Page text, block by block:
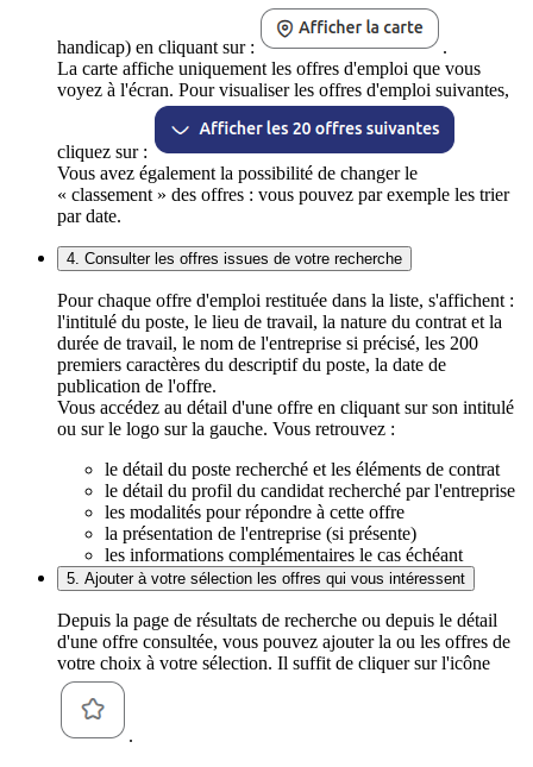
handicap) en cliquant sur :
.
La carte affiche uniquement les offres d'emploi que vous
voyez à l'écran. Pour visualiser les offres d'emploi suivantes,
cliquez sur :
Vous avez également la possibilité de changer le
« classement » des offres : vous pouvez par exemple les trier
par date.
4. Consulter les offres issues de votre recherche
Pour chaque offre d'emploi restituée dans la liste, s'affichent :
l'intitulé du poste, le lieu de travail, la nature du contrat et la
durée de travail, le nom de l'entreprise si précisé, les 200
premiers caractères du descriptif du poste, la date de
publication de l'offre.
Vous accédez au détail d'une offre en cliquant sur son intitulé
ou sur le logo sur la gauche. Vous retrouvez :
le détail du poste recherché et les éléments de contrat
le détail du profil du candidat recherché par l'entreprise
les modalités pour répondre à cette offre
la présentation de l'entreprise (si présente)
les informations complémentaires le cas échéant
5. Ajouter à votre sélection les offres qui vous intéressent
Depuis la page de résultats de recherche ou depuis le détail
d'une offre consultée, vous pouvez ajouter la ou les offres de
votre choix à votre sélection. Il suffit de cliquer sur l'icône
.